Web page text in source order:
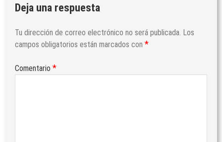
Deja una respuesta
Tu dirección de correo electrónico no será publicada. Los
campos obligatorios están marcados con *
Comentario *